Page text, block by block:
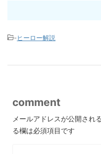
-ヒーロー解説
comment
メールアドレスが公開され
る欄は必須項目です